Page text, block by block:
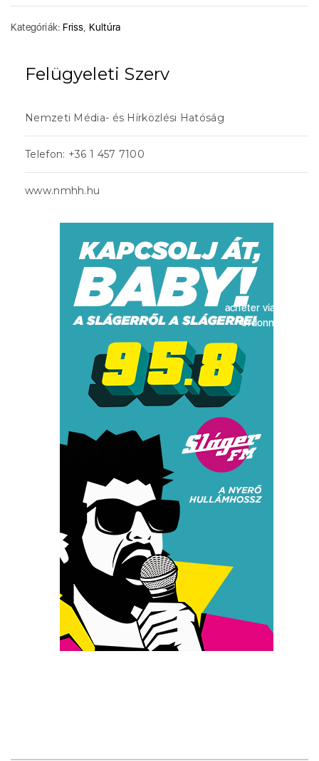
Kategóriák: Friss Kultúra
Felügyeleti Szerv
Nemzeti Média- és Hírközlési Hatóság
Telefon: +36 1 457 7100
www.nmhh.hu
acheter viagra sans
ordonnance